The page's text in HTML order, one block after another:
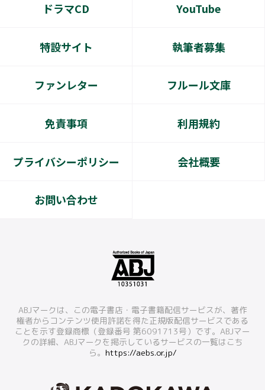
ドラマCD YouTube
特設サイト 執筆者募集
ファンレター フルール文庫
免責事項 利用規約
プライバシーポリシー 会社概要
お問い合わせ
ABJマークは、この電子書店・電子書籍配信サービスが、著作
権者からコンテンツ使用許諾を得た正規版配信サービスである
ことを示す登録商標（登録番号 第6091713号）です。ABJマー
クの詳細、ABJマークを掲示しているサービスの一覧はこち
ら。 https://aebs.or.jp/